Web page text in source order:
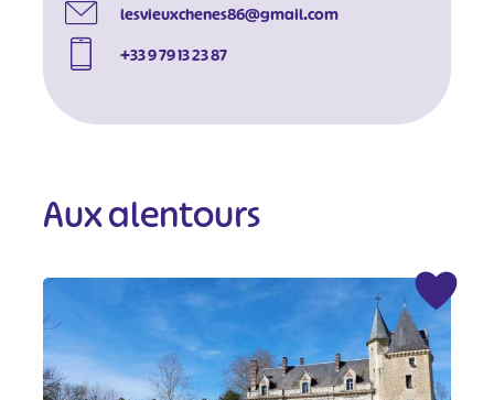
lesvieuxchenes86@gmail.com
+33 9 79 13 23 87
Aux alentours